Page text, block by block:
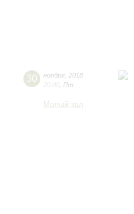
30 ноября 2018
20:00 Пт
Малый зал